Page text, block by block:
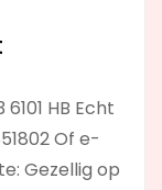
HB Echt
Of e-
Gezellig op